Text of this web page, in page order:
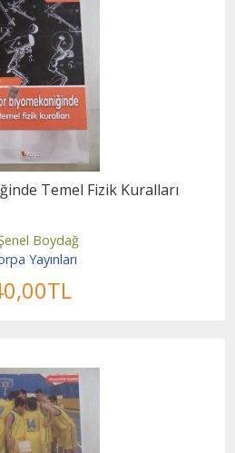
Temel Fizik Kuralları
Boydağ
Yayınları
,00TL